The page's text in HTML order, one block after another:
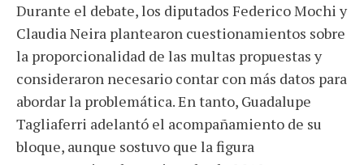
Durante el debate, los diputados Federico Mochi y
Claudia Neira plantearon cuestionamientos sobre
la proporcionalidad de las multas propuestas y
consideraron necesario contar con más datos para
abordar la problemática. En tanto, Guadalupe
Tagliaferri adelantó el acompañamiento de su
bloque, aunque sostuvo que la figura